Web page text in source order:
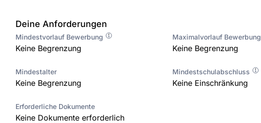
Deine Anforderungen
Mindestvorlauf Bewerbung
Keine Begrenzung
Maximalvorlauf Bewerbung
Keine Begrenzung
Mindestalter
Keine Begrenzung
Mindestschulabschluss
Keine Einschränkung
Erforderliche Dokumente
Keine Dokumente erforderlich